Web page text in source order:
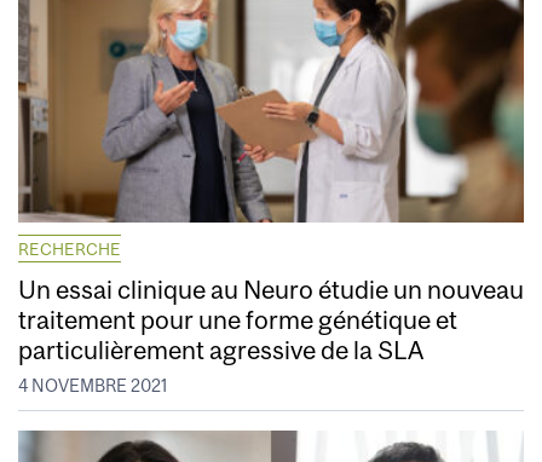
RECHERCHE
Un essai clinique au Neuro étudie un nouveau
traitement pour une forme génétique et
particulièrement agressive de la SLA
4 NOVEMBRE 2021